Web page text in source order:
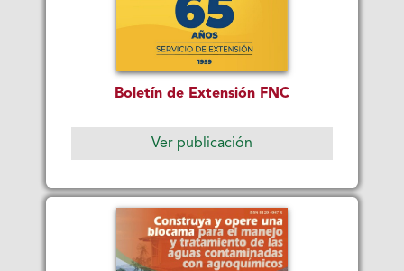
Boletín de Extensión FNC
Ver publicación